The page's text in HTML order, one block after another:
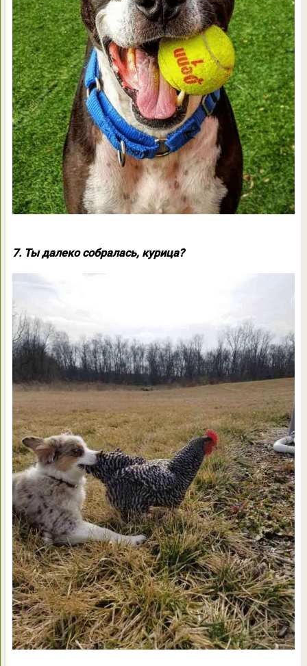
7. Ты далеко собралась, курица?